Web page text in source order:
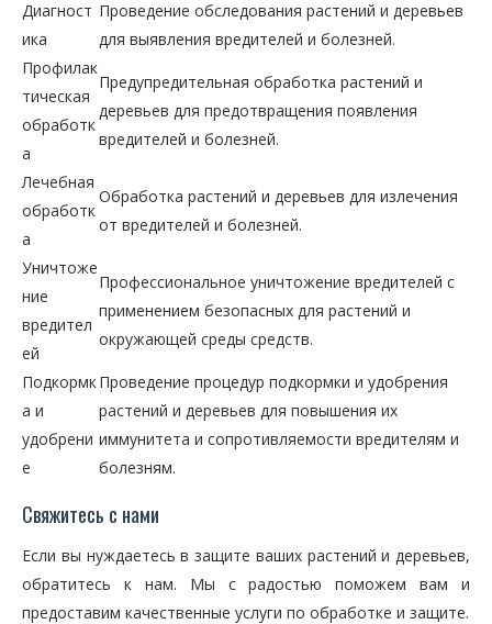
Диагност
ика
Проведение обследования растений и деревьев
для выявления вредителей и болезней.
Профилак
тическая
обработк
а
Предупредительная обработка растений и
деревьев для предотвращения появления
вредителей и болезней.
Лечебная
обработк
а
Обработка растений и деревьев для излечения
от вредителей и болезней.
Уничтоже
ние
вредител
ей
Профессиональное уничтожение вредителей с
применением безопасных для растений и
окружающей среды средств.
Подкормк
а и
удобрени
е
Проведение процедур подкормки и удобрения
растений и деревьев для повышения их
иммунитета и сопротивляемости вредителям и
болезням.
Свяжитесь с нами
Если вы нуждаетесь в защите ваших растений и деревьев,
обратитесь к нам. Мы с радостью поможем вам и
предоставим качественные услуги по обработке и защите.